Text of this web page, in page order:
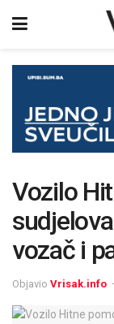
Vozilo
vozač i
Objavio Vrisak.info